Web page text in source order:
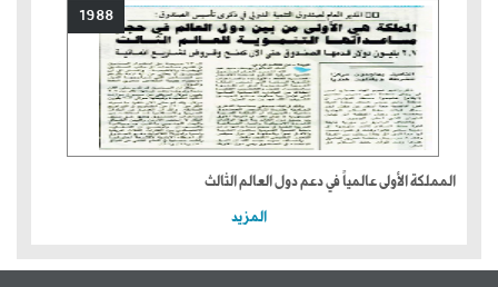
1988
المملكة الأولى عالمياً في دعم دول العالم الثالث
المزيد